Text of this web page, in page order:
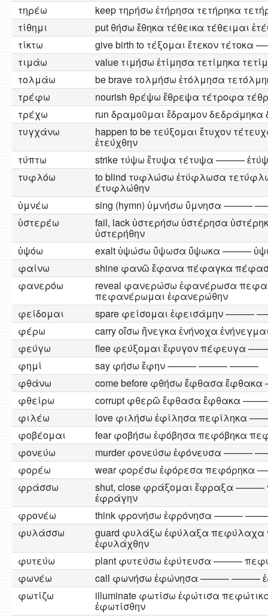
τηρέω
keep τηρήσω ἐτήρησα τετήρηκα
τίθημι
put θήσω ἔθηκα τέθεικα τέθειμαι
τίκτω
give birth to τέξομαι ἔτεκον τέτοκα
τιμάω
value τιμήσω ἐτίμησα τετίμηκα
τολμάω
be brave τολμήσω ἐτόλμησα
τρέφω
nourish θρέψω ἔθρεψα τέτροφα
τρέχω
run δραμοῡμαι ἔδραμον
τυγχάνω
happen to be τεύξομαι ἔτυχον
ἐτεύχθην
τύπτω
strike τύψω ἔτυψα τέτυψα ———
τυφλόω
to blind τυφλώσω ἐτύφλωσα
έτυφλώθην
ὑμνέω
sing (hymn) ὑμνήσω ὕμνησα
ὑστερέω
fail, lack ὑστερήσω ὑστέρησα
ὑστερήθην
ὑψόω
exalt ὑψώσω ὕψωσα ὕψωκα ———
φαίνω
shine φανῶ ἔφανα πέφαγκα
φανερόω
reveal φανερώσω ἐφανέρωσα
πεφανέρωμαι ἐφανερώθην
φείδομαι
spare φείσομαι ἐφεισάμην
φέρω
carry οἴσω ἤνεγκα ἐνήνοχα
φεύγω
flee φεύξομαι ἔφυγον πέφευγα
φημί
say φήσω ἔφην ——— ——— ———
φθάνω
come before φθήσω ἔφθασα
φθείρω
corrupt φθερῶ ἔφθασα ἔφθακα
φιλέω
love φιλήσω ἐφίλησα πεφίληκα
φοβέομαι
fear φοβήσω ἐφόβησα πεφόβηκα
φονεύω
murder φονεύσω ἐφόνευσα ———
φορέω
wear φορέσω ἐφόρεσα
φράσσω
shut, close φράξομαι ἔφραξα
ἐφράγην
φρονέω
think φρονήσω ἐφρόνησα ———
φυλάσσω
guard φυλάξω ἐφύλαξα
ἐφυλάχθην
φυτεύω
plant φυτεύσω ἐφύτευσα ———
φωνέω
call φωνήσω ἐφώνησα ——— ———
φωτίζω
illuminate φωτίσω ἐφώτισα
ἐφωτίσθην